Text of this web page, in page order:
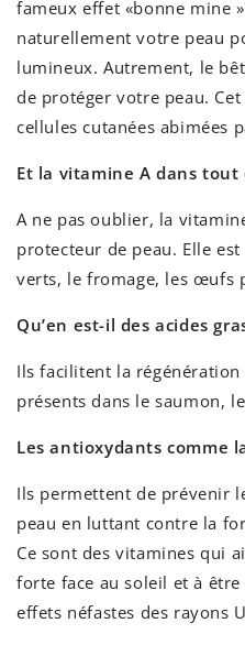
fameux effet «bonne mine
naturellement votre peau
lumineux. Autrement, le
de protéger votre peau.
cellules cutanées abimées
Et la vitamine A dans tout
A ne pas oublier, la
protecteur de peau. Elle
verts, le fromage, les œufs
Qu’en est-il des acides
Ils facilitent la
présents dans le saumon,
Les antioxydants comme
Ils permettent de prévenir
peau en luttant contre la
Ce sont des vitamines qui
forte face au soleil et à
effets néfastes des rayons